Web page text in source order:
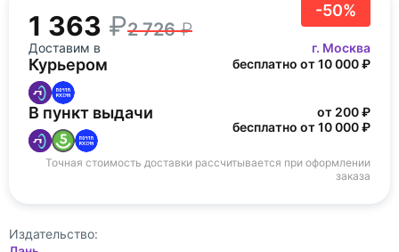
-50%
1 363 2 726
Доставим в г. Москва
Курьером бесплатно от 10 000 ₽
В пункт выдачи
от 200 ₽
бесплатно от 10 000 ₽
Точная стоимость доставки рассчитывается при оформлении
заказа
Издательство: